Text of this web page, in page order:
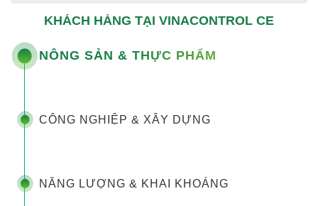
KHÁCH HÀNG TẠI VINACONTROL CE
NÔNG SẢN & THỰC PHẨM
CÔNG NGHIỆP & XÂY DỰNG
NĂNG LƯỢNG & KHAI KHOÁNG